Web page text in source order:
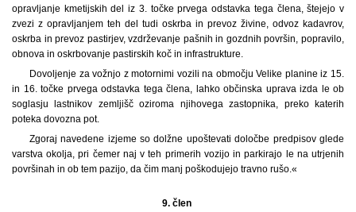
opravljanje kmetijskih del iz 3. točke prvega odstavka tega člena, štejejo v
zvezi z opravljanjem teh del tudi oskrba in prevoz živine, odvoz kadavrov,
oskrba in prevoz pastirjev, vzdrževanje pašnih in gozdnih površin, popravilo,
obnova in oskrbovanje pastirskih koč in infrastrukture.
Dovoljenje za vožnjo z motornimi vozili na območju Velike planine iz 15.
in 16. točke prvega odstavka tega člena, lahko občinska uprava izda le ob
soglasju lastnikov zemljišč oziroma njihovega zastopnika, preko katerih
poteka dovozna pot.
Zgoraj navedene izjeme so dolžne upoštevati določbe predpisov glede
varstva okolja, pri čemer naj v teh primerih vozijo in parkirajo le na utrjenih
površinah in ob tem pazijo, da čim manj poškodujejo travno rušo.«
9. člen